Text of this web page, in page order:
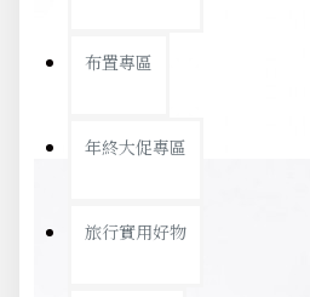
布置專區
年終大促專區
旅行實用好物